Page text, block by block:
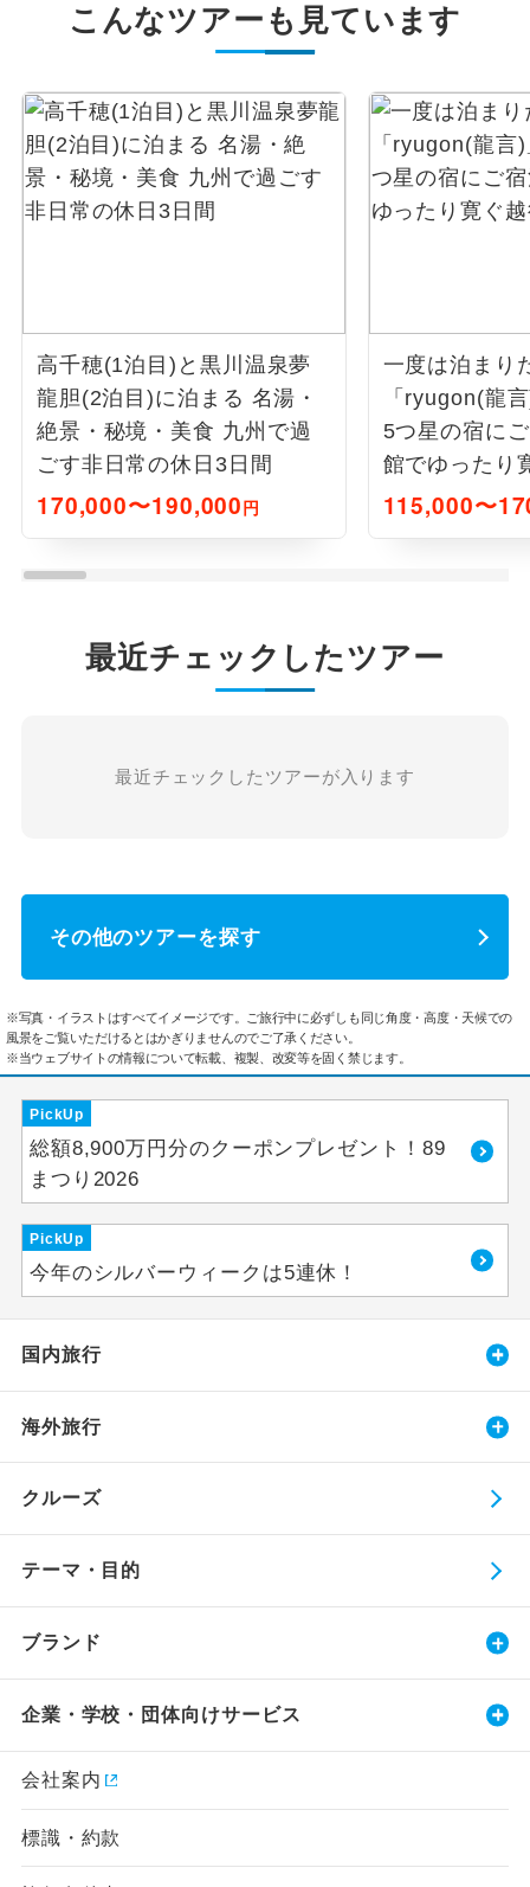
こんなツアーも見ています
高千穂(1泊目)と黒川温泉夢
龍胆(2泊目)に泊まる 名湯・
絶景・秘境・美食 九州で過
ごす非日常の休日3日間
170,000〜190,000円
一度は泊まり
「ryugon(龍
5つ星の宿に
館でゆったり
間
115,000〜
最近チェックしたツアー
最近チェックしたツアーが入ります
その他のツアーを探す
※写真・イラストはすべてイメージです。ご旅行中に必ずしも同じ角度・高度・天候での
風景をご覧いただけるとはかぎりませんのでご了承ください。
※当ウェブサイトの情報について転載、複製、改変等を固く禁じます。
PickUp
総額8,900万円分のクーポンプレゼント！89
まつり2026
PickUp
今年のシルバーウィークは5連休！
国内旅行
海外旅行
クルーズ
テーマ・目的
ブランド
企業・学校・団体向けサービス
会社案内
標識・約款